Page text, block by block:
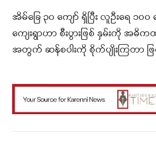
အိမ်ခြေ ၃၀ ကျော် ရှိပြီး လူဦးရေ ၁
ကျေးရွာဟာ စီးပွားဖြစ် နှမ်းကို အဓိကထ
အတွက် ဆန်စပါးကို စိုက်ပျိုးကြတာ ဖ